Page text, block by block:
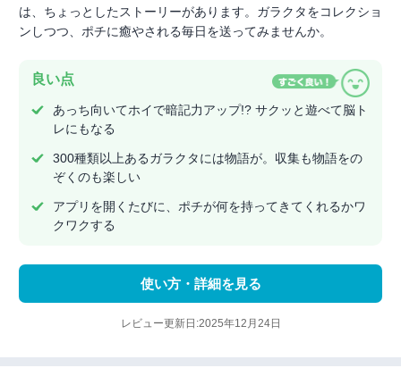
は、ちょっとしたストーリーがあります。ガラクタをコレクショ
ンしつつ、ポチに癒やされる毎日を送ってみませんか。
良い点
あっち向いてホイで暗記力アップ!? サクッと遊べて脳ト
レにもなる
300種類以上あるガラクタには物語が。収集も物語をの
ぞくのも楽しい
アプリを開くたびに、ポチが何を持ってきてくれるかワ
クワクする
使い方・詳細を見る
レビュー更新日:2025年12月24日